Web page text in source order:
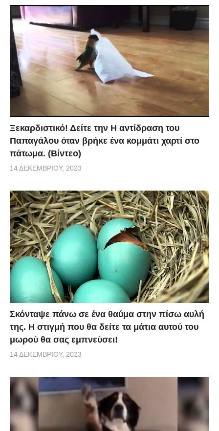
Ξεκαρδιστικό! Δείτε την Η αντίδραση του
Παπαγάλου όταν βρήκε ένα κομμάτι χαρτί στο
πάτωμα. (Βίντεο)
14 ΔΕΚΕΜΒΡΊΟΥ, 2023
Σκόνταψε πάνω σε ένα θαύμα στην πίσω αυλή
της. Η στιγμή που θα δείτε τα μάτια αυτού του
μωρού θα σας εμπνεύσει!
14 ΔΕΚΕΜΒΡΊΟΥ, 2023